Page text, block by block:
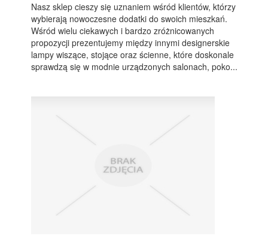
Nasz sklep cieszy się uznaniem wśród klientów, którzy
wybierają nowoczesne dodatki do swoich mieszkań.
Wśród wielu ciekawych i bardzo zróżnicowanych
propozycji prezentujemy między innymi designerskie
lampy wiszące, stojące oraz ścienne, które doskonale
sprawdzą się w modnie urządzonych salonach, poko...